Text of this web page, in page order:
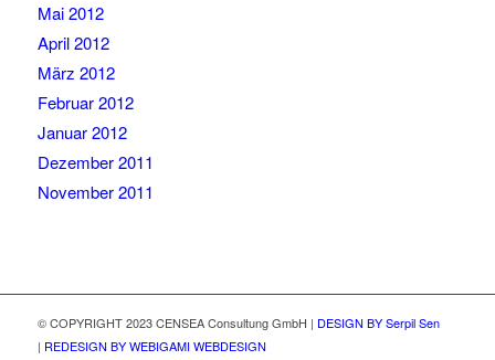
Mai 2012
April 2012
März 2012
Februar 2012
Januar 2012
Dezember 2011
November 2011
© COPYRIGHT 2023 CENSEA Consultung GmbH | DESIGN BY Serpil Sen
| REDESIGN BY WEBIGAMI WEBDESIGN